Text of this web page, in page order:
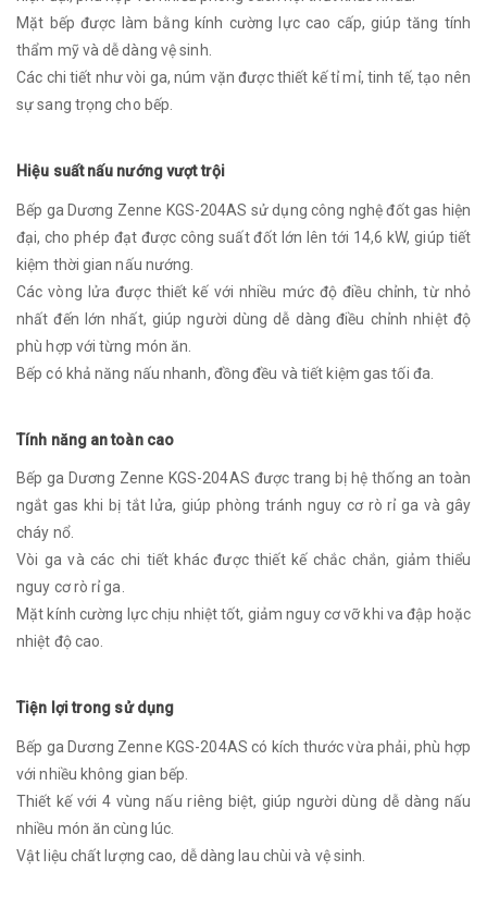
Mặt bếp được làm bằng kính cường lực cao cấp, giúp tăng tính
thẩm mỹ và dễ dàng vệ sinh.
Các chi tiết như vòi ga, núm vặn được thiết kế tỉ mỉ, tinh tế, tạo nên
sự sang trọng cho bếp.
Hiệu suất nấu nướng vượt trội
Bếp ga Dương Zenne KGS-204AS sử dụng công nghệ đốt gas hiện
đại, cho phép đạt được công suất đốt lớn lên tới 14,6 kW, giúp tiết
kiệm thời gian nấu nướng.
Các vòng lửa được thiết kế với nhiều mức độ điều chỉnh, từ nhỏ
nhất đến lớn nhất, giúp người dùng dễ dàng điều chỉnh nhiệt độ
phù hợp với từng món ăn.
Bếp có khả năng nấu nhanh, đồng đều và tiết kiệm gas tối đa.
Tính năng an toàn cao
Bếp ga Dương Zenne KGS-204AS được trang bị hệ thống an toàn
ngắt gas khi bị tắt lửa, giúp phòng tránh nguy cơ rò rỉ ga và gây
cháy nổ.
Vòi ga và các chi tiết khác được thiết kế chắc chắn, giảm thiểu
nguy cơ rò rỉ ga.
Mặt kính cường lực chịu nhiệt tốt, giảm nguy cơ vỡ khi va đập hoặc
nhiệt độ cao.
Tiện lợi trong sử dụng
Bếp ga Dương Zenne KGS-204AS có kích thước vừa phải, phù hợp
với nhiều không gian bếp.
Thiết kế với 4 vùng nấu riêng biệt, giúp người dùng dễ dàng nấu
nhiều món ăn cùng lúc.
Vật liệu chất lượng cao, dễ dàng lau chùi và vệ sinh.